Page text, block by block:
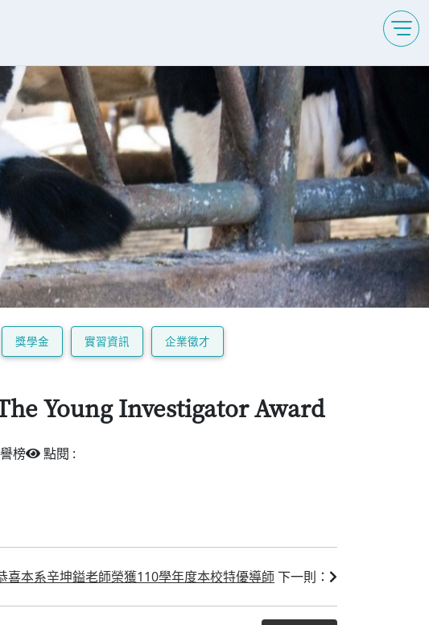
獎學金 實習資訊 企業徵才
Young Investigator Award
榜 點閱 :
喜本系辛坤鎰老師榮獲110學年度本校特優導師下一則：